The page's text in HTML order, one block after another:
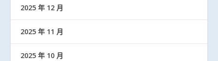
2025 年 12 月
2025 年 11 月
2025 年 10 月